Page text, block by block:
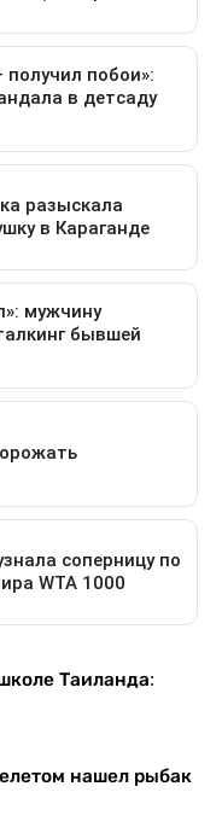
Таиланда:
нашел рыбак